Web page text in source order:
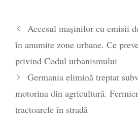
poetului Octavian Goga,
- 16 aprilie 2026
Accesul mașinilor cu emisii
în anumite zone urbane. Ce
privind Codul urbanismului
Germania elimină treptat
motorina din agricultură.
tractoarele în stradă